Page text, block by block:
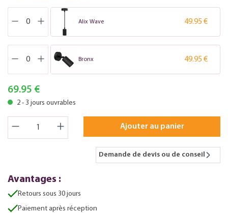
Alix Wave 49.95 €
Bronx 49.95 €
69.95 €
2 - 3 jours ouvrables
Ajouter au panier
Demande de devis ou de conseil
Avantages :
Retours sous 30 jours
Paiement après réception